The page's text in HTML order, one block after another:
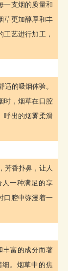
一支烟的质量和
草更加醇厚和丰
艺进行加工，
适的吸烟体验。
时，烟草在口腔
呼出的烟雾柔滑
芳香扑鼻，让人
一种满足的享
口腔中弥漫着一
丰富的成分而著
。烟草中的焦